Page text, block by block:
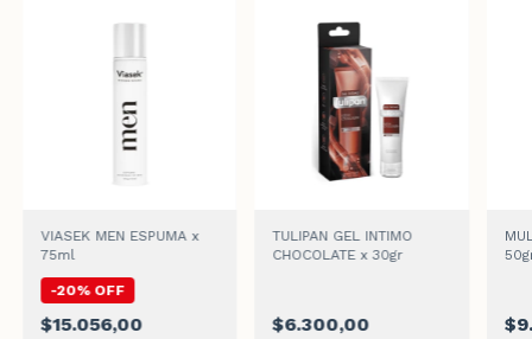
VIASEK MEN ESPUMA x
75ml
-20% OFF
$15.056,00
TULIPAN GEL INTIMO
CHOCOLATE x 30gr
$6.300,00